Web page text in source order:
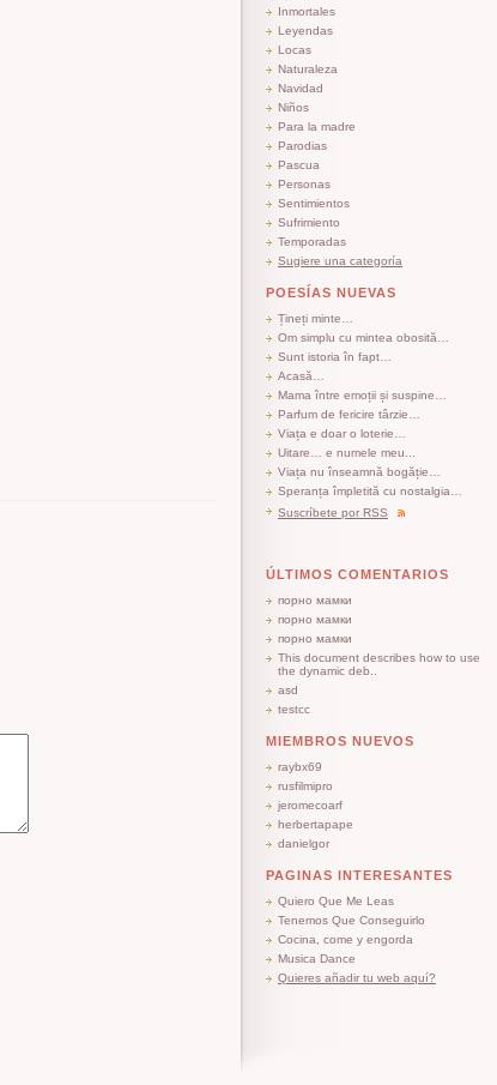
Inmortales
Leyendas
Locas
Naturaleza
Navidad
Niños
Para la madre
Parodias
Pascua
Personas
Sentimientos
Sufrimiento
Temporadas
Sugiere una categoría
POESÍAS NUEVAS
Țineți minte…
Om simplu cu mintea obosită…
Sunt istoria în fapt…
Acasă…
Mama între emoții și suspine…
Parfum de fericire târzie…
Viața e doar o loterie…
Uitare… e numele meu...
Viața nu înseamnă bogăție…
Speranța împletită cu nostalgia…
Suscríbete por RSS
ÚLTIMOS COMENTARIOS
порно мамки
порно мамки
порно мамки
This document describes how to use
the dynamic deb..
asd
testcc
MIEMBROS NUEVOS
raybx69
rusfilmipro
jeromecoarf
herbertapape
danielgor
PAGINAS INTERESANTES
Quiero Que Me Leas
Tenemos Que Conseguirlo
Cocina, come y engorda
Musica Dance
Quieres añadir tu web aquí?